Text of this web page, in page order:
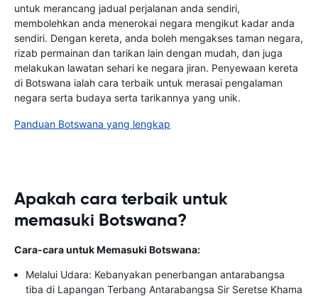
untuk merancang jadual perjalanan anda sendiri,
membolehkan anda menerokai negara mengikut kadar anda
sendiri. Dengan kereta, anda boleh mengakses taman negara,
rizab permainan dan tarikan lain dengan mudah, dan juga
melakukan lawatan sehari ke negara jiran. Penyewaan kereta
di Botswana ialah cara terbaik untuk merasai pengalaman
negara serta budaya serta tarikannya yang unik.
Panduan Botswana yang lengkap
Apakah cara terbaik untuk
memasuki Botswana?
Cara-cara untuk Memasuki Botswana:
Melalui Udara: Kebanyakan penerbangan antarabangsa
tiba di Lapangan Terbang Antarabangsa Sir Seretse Khama